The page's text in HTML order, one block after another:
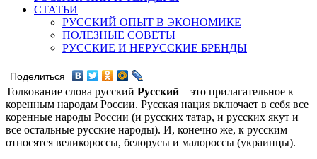
СТАТЬИ
РУССКИЙ ОПЫТ В ЭКОНОМИКЕ
ПОЛЕЗНЫЕ СОВЕТЫ
РУССКИЕ И НЕРУССКИЕ БРЕНДЫ
Поделиться
Толкование слова русский Русский – это прилагательное к
коренным народам России. Русская нация включает в себя все
коренные народы России (и русских татар, и русских якут и
все остальные русские народы). И, конечно же, к русским
относятся великороссы, белорусы и малороссы (украинцы).